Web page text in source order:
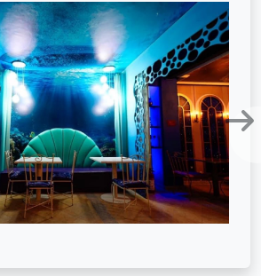
Next